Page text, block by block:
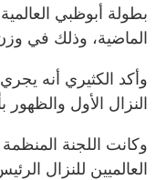
بطولة أبوظبي
الماضية، وذلك في وزن 56
وأكد الكثيري أنه
النزال الأول
وكانت اللجنة
العالميين للنزال